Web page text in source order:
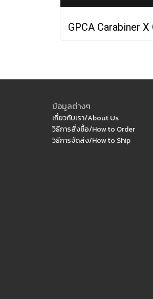
ข้อมูลต่างๆ
เกี่ยวกับเรา/About Us
วิธีการสั่งซื้อ/How to Order
วิธีการจัดส่ง/How to Ship